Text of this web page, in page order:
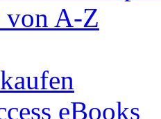
von A-Z
eBooks